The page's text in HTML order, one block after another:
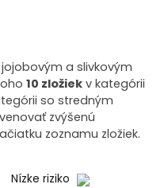
a slivkovým
10 zložiek v kategórii
so stredným
zvýšenú
zoznamu zložiek.
Nízke riziko